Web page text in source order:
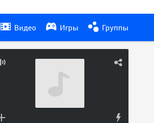
Видео Игры Группы